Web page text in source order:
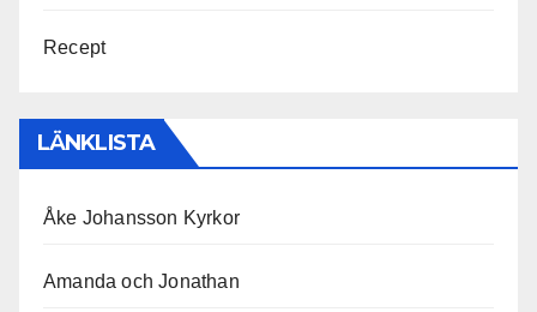
Recept
LÄNKLISTA
Åke Johansson Kyrkor
Amanda och Jonathan